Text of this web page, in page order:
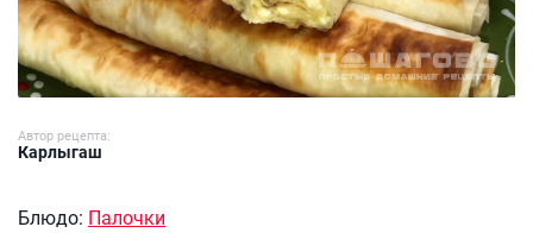
Автор рецепта:
Карлыгаш
Блюдо: Палочки